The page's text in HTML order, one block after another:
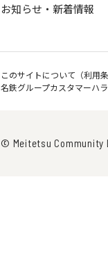
お知らせ・新着情報
このサイトについて（利用条
名鉄グループカスタマーハ
© Meitetsu Community